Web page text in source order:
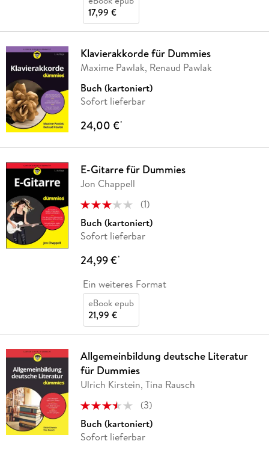
17,99 €
Klavierakkorde für Dummies
Maxime Pawlak, Renaud Pawlak
Buch (kartoniert)
Sofort lieferbar
24,00 €*
E-Gitarre für Dummies
Jon Chappell
(1)
Buch (kartoniert)
Sofort lieferbar
24,99 €*
Ein weiteres Format
eBook epub
21,99 €
Allgemeinbildung deutsche Literatur
für Dummies
Ulrich Kirstein, Tina Rausch
(3)
Buch (kartoniert)
Sofort lieferbar